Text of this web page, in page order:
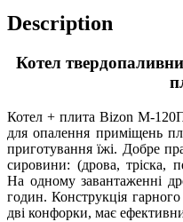
Description
Котел
Котел + плита Bizon М-
для опалення приміщень
приготування їжі. Добре
сировини: (дрова, тріска,
На одному завантаженні
годин. Конструкція
дві конфорки, має